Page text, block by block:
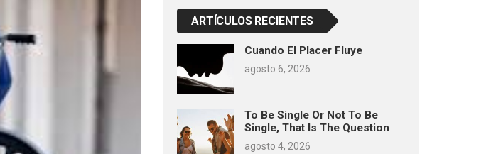
ARTÍCULOS RECIENTES
Cuando El Placer Fluye
agosto 6, 2026
To Be Single Or Not To Be
Single, That Is The Question
agosto 4, 2026